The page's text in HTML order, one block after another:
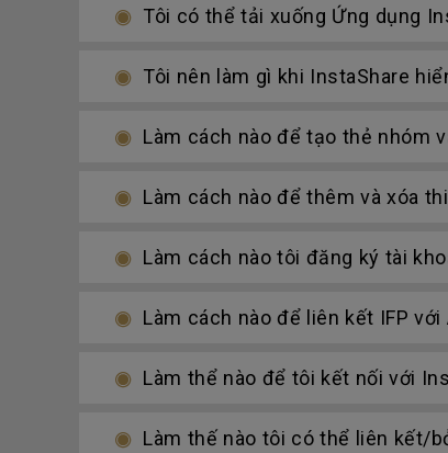
Tôi có thể tải xuống Ứng dụng
Tôi nên làm gì khi InstaShare
Làm cách nào để tạo thẻ nhóm
Làm cách nào để thêm và xóa
Làm cách nào tôi đăng ký tài
Làm cách nào để liên kết IFP với
Làm thể nào để tôi kết nối với
Làm thế nào tôi có thể liên kết/